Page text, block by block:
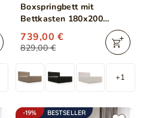
Boxspringbett mit
Bettkasten 180x200
Bouclé-Stoff Alicante
Beige
829,00 €
739,00 €
+1
-19% BESTSELLER